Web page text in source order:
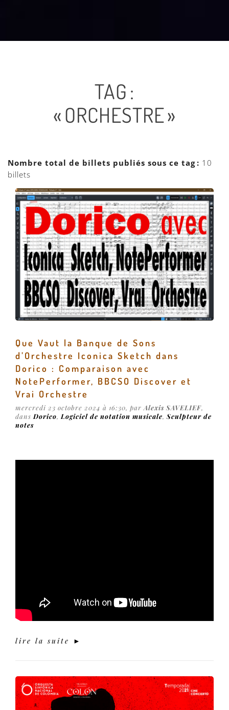
TAG :
« ORCHESTRE »
Nombre total de billets publiés sous ce tag : 10
billets
Que Vaut la Banque de Sons
d’Orchestre Iconica Sketch dans
Dorico : Comparaison avec
NotePerformer, BBCSO Discover et
Vrai Orchestre
mercredi 23 octobre 2024 à 16:30, par Alexis SAVELIEF,
dans Dorico, Logiciel de notation musicale, Sculpteur de
notes
lire la suite ►